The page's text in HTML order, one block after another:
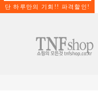
단 하루만의 기회!! 파격할인!